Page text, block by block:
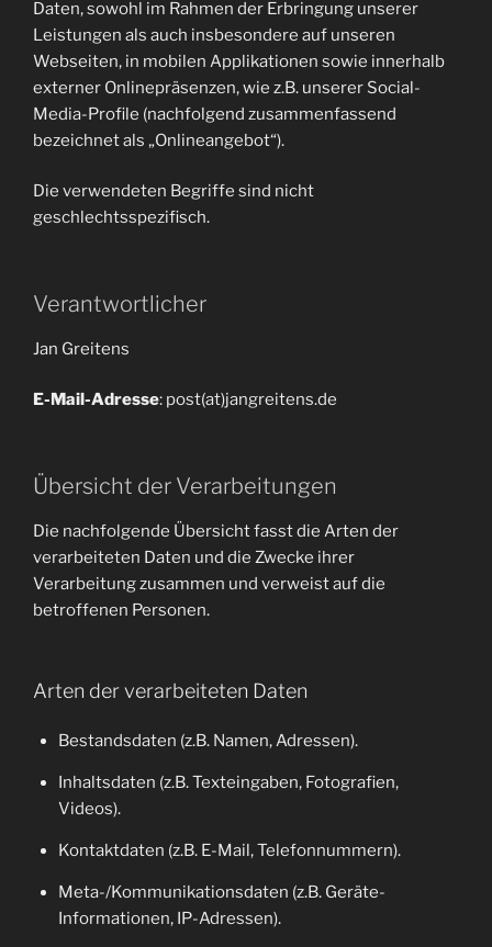
Daten, sowohl im Rahmen der Erbringung unserer
Leistungen als auch insbesondere auf unseren
Webseiten, in mobilen Applikationen sowie innerhalb
externer Onlinepräsenzen, wie z.B. unserer Social-
Media-Profile (nachfolgend zusammenfassend
bezeichnet als „Onlineangebot“).
Die verwendeten Begriffe sind nicht
geschlechtsspezifisch.
Verantwortlicher
Jan Greitens
E-Mail-Adresse: post(at)jangreitens.de
Übersicht der Verarbeitungen
Die nachfolgende Übersicht fasst die Arten der
verarbeiteten Daten und die Zwecke ihrer
Verarbeitung zusammen und verweist auf die
betroffenen Personen.
Arten der verarbeiteten Daten
Bestandsdaten (z.B. Namen, Adressen).
Inhaltsdaten (z.B. Texteingaben, Fotografien,
Videos).
Kontaktdaten (z.B. E-Mail, Telefonnummern).
Meta-/Kommunikationsdaten (z.B. Geräte-
Informationen, IP-Adressen).